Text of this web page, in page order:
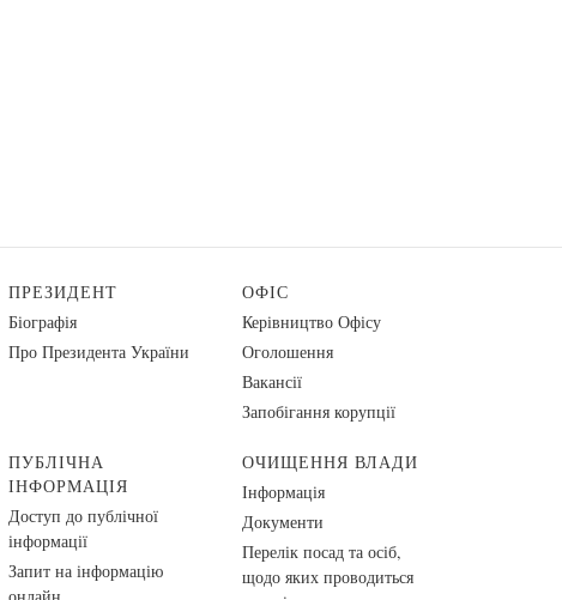
ПРЕЗИДЕНТ
Біографія
Про Президента України
ОФІС
Керівництво Офісу
Оголошення
Вакансії
Запобігання корупції
ПУБЛІЧНА
ІНФОРМАЦІЯ
Доступ до публічної
інформації
Запит на інформацію
ОЧИЩЕННЯ ВЛАДИ
Інформація
Документи
Перелік посад та осіб,
щодо яких проводиться